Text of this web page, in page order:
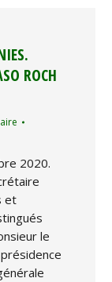
ROCH
2020.
et
le